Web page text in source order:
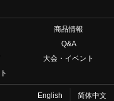
商品情報
Q&A
大会・イベント
English 简体中文